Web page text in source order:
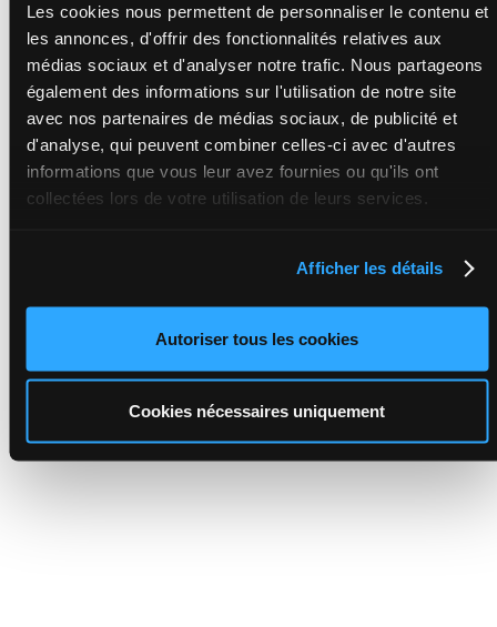
Les cookies nous permettent de personnaliser le contenu et
les annonces, d'offrir des fonctionnalités relatives aux
médias sociaux et d'analyser notre trafic. Nous partageons
également des informations sur l'utilisation de notre site
avec nos partenaires de médias sociaux, de publicité et
d'analyse, qui peuvent combiner celles-ci avec d'autres
informations que vous leur avez fournies ou qu'ils ont
collectées lors de votre utilisation de leurs services.
Afficher les détails
Autoriser tous les cookies
Cookies nécessaires uniquement